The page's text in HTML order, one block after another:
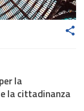
la
la cittadinanza